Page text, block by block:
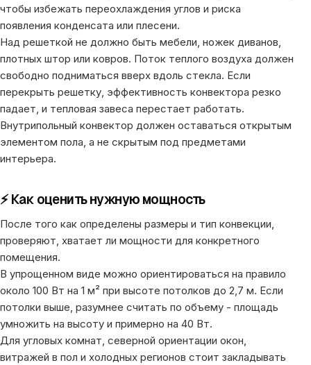
чтобы избежать переохлаждения углов и риска
появления конденсата или плесени.
Над решеткой не должно быть мебели, ножек диванов,
плотных штор или ковров. Поток теплого воздуха должен
свободно подниматься вверх вдоль стекла. Если
перекрыть решетку, эффективность конвектора резко
падает, и тепловая завеса перестает работать.
Внутрипольный конвектор должен оставаться открытым
элементом пола, а не скрытым под предметами
интерьера.
⚡ Как оценить нужную мощность
После того как определены размеры и тип конвекции,
проверяют, хватает ли мощности для конкретного
помещения.
В упрощенном виде можно ориентироваться на правило
около 100 Вт на 1 м² при высоте потолков до 2,7 м. Если
потолки выше, разумнее считать по объему - площадь
умножить на высоту и примерно на 40 Вт.
Для угловых комнат, северной ориентации окон,
витражей в пол и холодных регионов стоит закладывать